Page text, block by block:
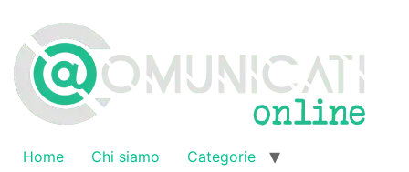
contenuto
Home Chi siamo
Categorie